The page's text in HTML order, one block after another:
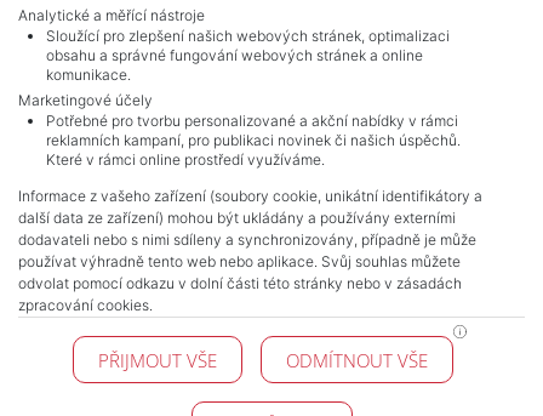
NAVIGACE
Terms and conditions
Protection of personal data
Real estate's
Contact
Cookie processing
KONTAKT
Pražské reality
Analytické a měřící nástroje
Sloužící pro zlepšení našich webových stránek, optimalizaci
obsahu a správné fungování webových stránek a online
komunikace.
Marketingové účely
Potřebné pro tvorbu personalizované a akční nabídky v rámci
reklamních kampaní, pro publikaci novinek či našich úspěchů.
Které v rámci online prostředí využíváme.
Informace z vašeho zařízení (soubory cookie, unikátní identifikátory a
další data ze zařízení) mohou být ukládány a používány externími
dodavateli nebo s nimi sdíleny a synchronizovány, případně je může
používat výhradně tento web nebo aplikace. Svůj souhlas můžete
odvolat pomocí odkazu v dolní části této stránky nebo v zásadách
zpracování cookies.
PŘIJMOUT VŠE ODMÍTNOUT VŠE